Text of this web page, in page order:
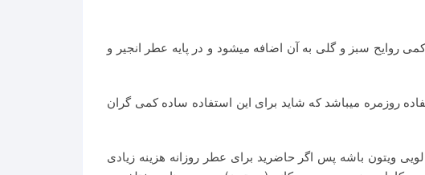
روایح سبز و گلی به آن اضافه میشود و در پایه عطر انجیر و
روزمره میباشد که شاید برای این استفاده ساده کمی گران
ویتون باشه پس اگر حاضرید برای عطر روزانه هزینه زیادی